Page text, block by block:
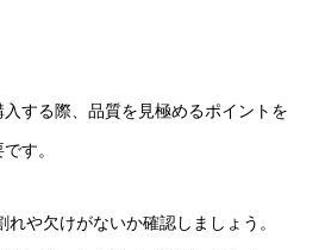
する際、品質を見極めるポイントを
す。
や欠けがないか確認しましょう。